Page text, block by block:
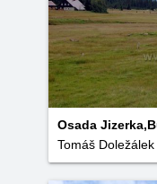
Osada
Tomáš Doležálek